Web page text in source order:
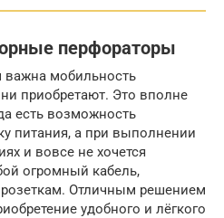
перфораторы
важна мобильность
приобретают. Это вполне
есть возможность
питания, а при выполнении
и вовсе не хочется
огромный кабель,
Отличным решением
удобного и лёгкого